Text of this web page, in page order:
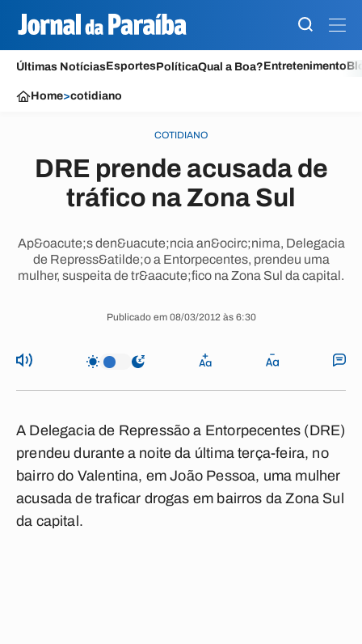
Últimas NotíciasEsportesPolíticaQual a Boa?Entretenimento
Home>cotidiano
COTIDIANO
DRE prende acusada de
tráfico na Zona Sul
Ap&oacute;s den&uacute;ncia an&ocirc;nima, Delegacia
de Repress&atilde;o a Entorpecentes, prendeu uma
mulher, suspeita de tr&aacute;fico na Zona Sul da capital.
Publicado em 08/03/2012 às 6:30
A Delegacia de Repressão a Entorpecentes (DRE)
prendeu durante a noite da última terça-feira, no
bairro do Valentina, em João Pessoa, uma mulher
acusada de traficar drogas em bairros da Zona Sul
da capital.